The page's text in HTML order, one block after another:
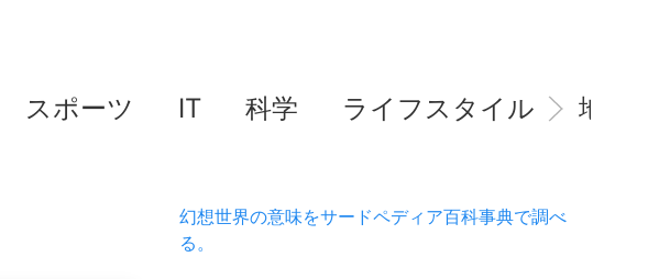
スポーツ IT 科学 ライフスタイル 地域情
幻想世界の意味をサードペディア百科事典で調べ
る。